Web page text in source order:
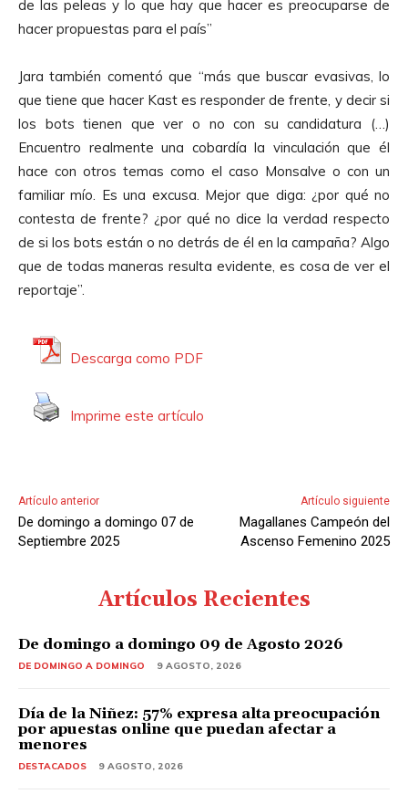
de las peleas y lo que hay que hacer es preocuparse de
hacer propuestas para el país”
Jara también comentó que “más que buscar evasivas, lo
que tiene que hacer Kast es responder de frente, y decir si
los bots tienen que ver o no con su candidatura (…)
Encuentro realmente una cobardía la vinculación que él
hace con otros temas como el caso Monsalve o con un
familiar mío. Es una excusa. Mejor que diga: ¿por qué no
contesta de frente? ¿por qué no dice la verdad respecto
de si los bots están o no detrás de él en la campaña? Algo
que de todas maneras resulta evidente, es cosa de ver el
reportaje”.
Descarga como PDF
Imprime este artículo
Artículo anterior
De domingo a domingo 07 de
Septiembre 2025
Artículo siguiente
Magallanes Campeón del
Ascenso Femenino 2025
Artículos Recientes
De domingo a domingo 09 de Agosto 2026
DE DOMINGO A DOMINGO 9 AGOSTO, 2026
Día de la Niñez: 57% expresa alta preocupación
por apuestas online que puedan afectar a
menores
DESTACADOS 9 AGOSTO, 2026